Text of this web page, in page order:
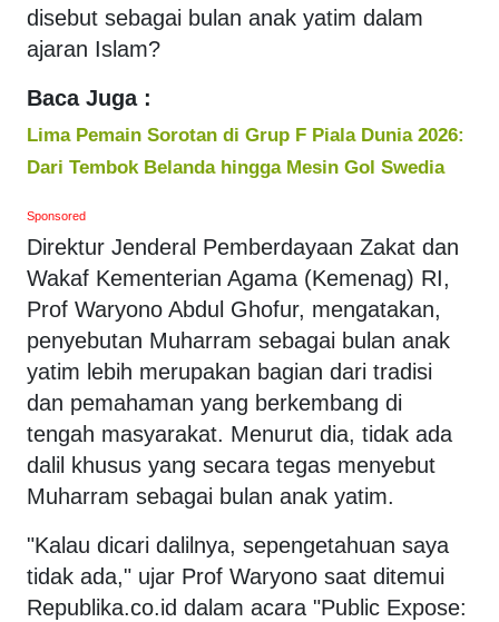
disebut sebagai bulan anak yatim dalam
ajaran Islam?
Baca Juga :
Lima Pemain Sorotan di Grup F Piala Dunia 2026:
Dari Tembok Belanda hingga Mesin Gol Swedia
Sponsored
Direktur Jenderal Pemberdayaan Zakat dan
Wakaf Kementerian Agama (Kemenag) RI,
Prof Waryono Abdul Ghofur, mengatakan,
penyebutan Muharram sebagai bulan anak
yatim lebih merupakan bagian dari tradisi
dan pemahaman yang berkembang di
tengah masyarakat. Menurut dia, tidak ada
dalil khusus yang secara tegas menyebut
Muharram sebagai bulan anak yatim.
"Kalau dicari dalilnya, sepengetahuan saya
tidak ada," ujar Prof Waryono saat ditemui
Republika.co.id dalam acara "Public Expose: